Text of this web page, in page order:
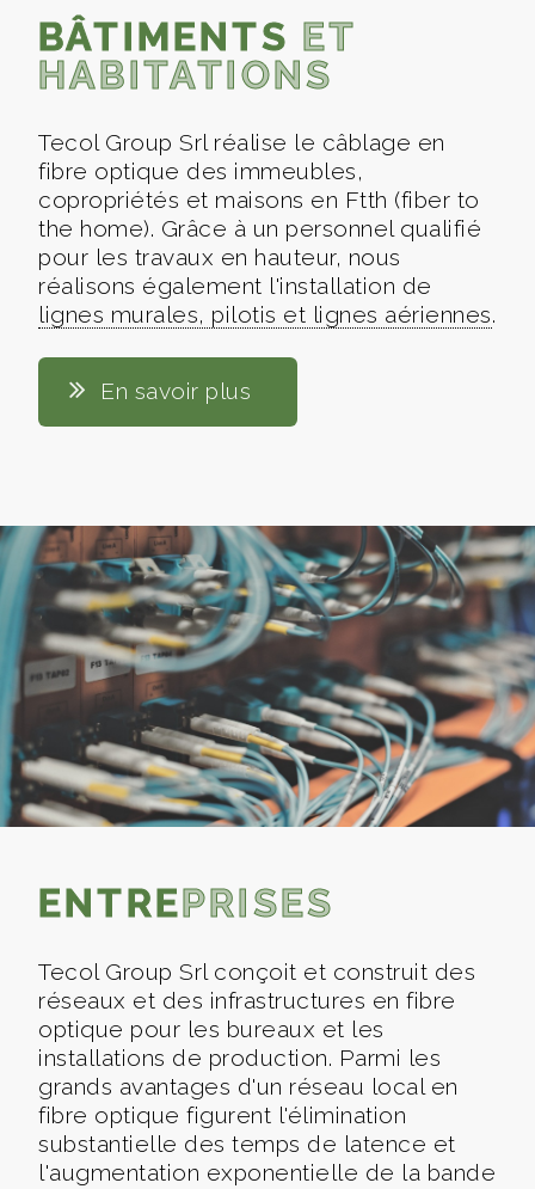
BÂTIMENTS ET
HABITATIONS
Tecol Group Srl réalise le câblage en
fibre optique des immeubles,
copropriétés et maisons en Ftth (fiber to
the home). Grâce à un personnel qualifié
pour les travaux en hauteur, nous
réalisons également l'installation de
lignes murales, pilotis et lignes aériennes.
En savoir plus
ENTREPRISES
Tecol Group Srl conçoit et construit des
réseaux et des infrastructures en fibre
optique pour les bureaux et les
installations de production. Parmi les
grands avantages d'un réseau local en
fibre optique figurent l'élimination
substantielle des temps de latence et
l'augmentation exponentielle de la bande